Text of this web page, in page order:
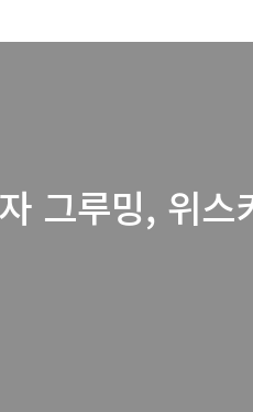
그루밍, 위